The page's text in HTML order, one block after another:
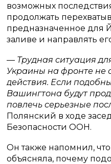
возможных
продолжать
предназначенное для
заливе и направлять
— Трудная ситуация
Украины на фронте не
действия. Если
Вашингтона будут
повлечь серьезные
Полянский в ходе
Безопасности ООН.
Он также напомнил,
объясняла, почему